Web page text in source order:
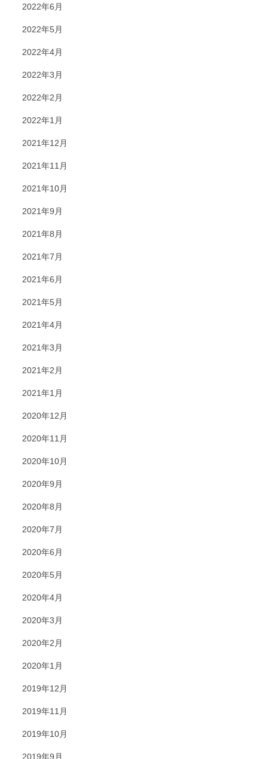
2022年6月
2022年5月
2022年4月
2022年3月
2022年2月
2022年1月
2021年12月
2021年11月
2021年10月
2021年9月
2021年8月
2021年7月
2021年6月
2021年5月
2021年4月
2021年3月
2021年2月
2021年1月
2020年12月
2020年11月
2020年10月
2020年9月
2020年8月
2020年7月
2020年6月
2020年5月
2020年4月
2020年3月
2020年2月
2020年1月
2019年12月
2019年11月
2019年10月
2019年9月